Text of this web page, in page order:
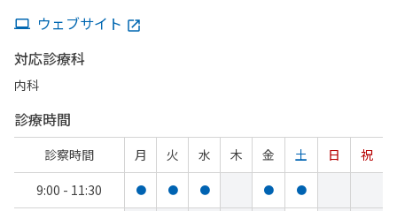
ウェブサイト
対応診療科
内科
診療時間
診察時間 月 火 水 木 金 土 日
祝
9:00 - 11:30
● ● ● ● ●